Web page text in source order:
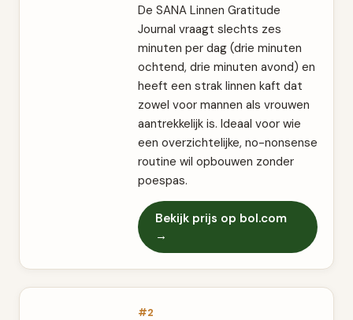
De SANA Linnen Gratitude
Journal vraagt slechts zes
minuten per dag (drie minuten
ochtend, drie minuten avond) en
heeft een strak linnen kaft dat
zowel voor mannen als vrouwen
aantrekkelijk is. Ideaal voor wie
een overzichtelijke, no-nonsense
routine wil opbouwen zonder
poespas.
Bekijk prijs op bol.com
→
#2